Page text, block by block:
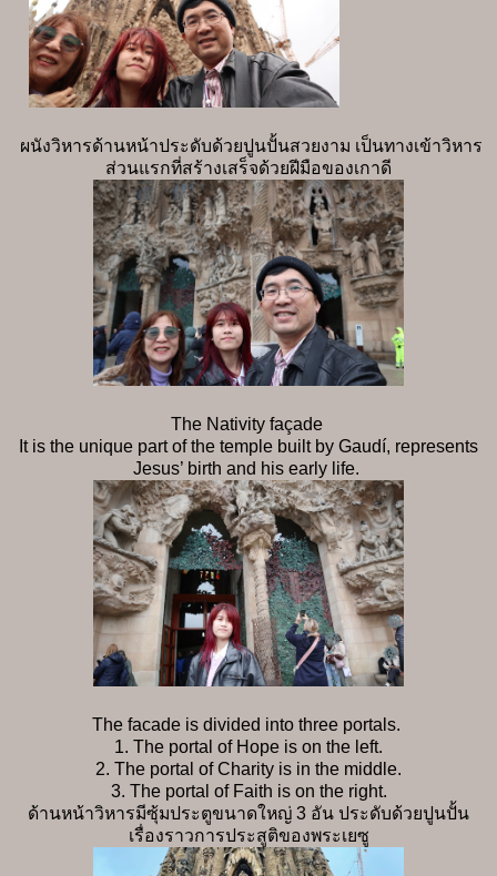
ผนังวิหารด้านหน้าประดับด้วยปูนปั้นสวยงาม เป็นทางเข้าวิหาร
ส่วนแรกที่สร้างเสร็จด้วยฝีมือของเกาดี
The Nativity façade
It is the unique part of the temple built by Gaudí, represents
Jesus’ birth and his early life.
The facade is divided into three portals.
1. The portal of Hope is on the left.
2. The portal of Charity is in the middle.
3. The portal of Faith is on the right.
ด้านหน้าวิหารมีซุ้มประตูขนาดใหญ่ 3 อัน ประดับด้วยปูนปั้น
เรื่องราวการประสูติของพระเยซู